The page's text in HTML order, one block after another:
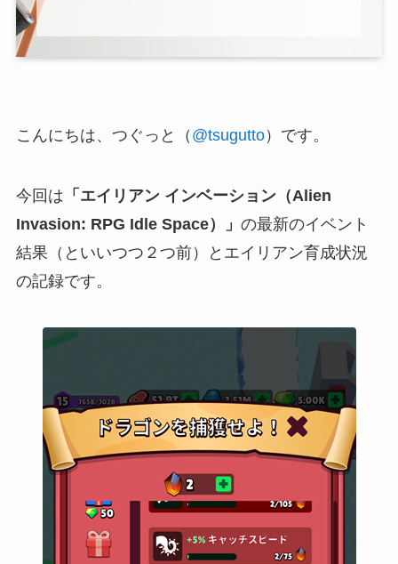
こんにちは、つぐっと（ @tsugutto）です。
今回は 「エイリアン インベーション（Alien
Invasion: RPG Idle Space）」 の最新のイベント
結果（といいつつ２つ前）とエイリアン育成状況
の記録です。